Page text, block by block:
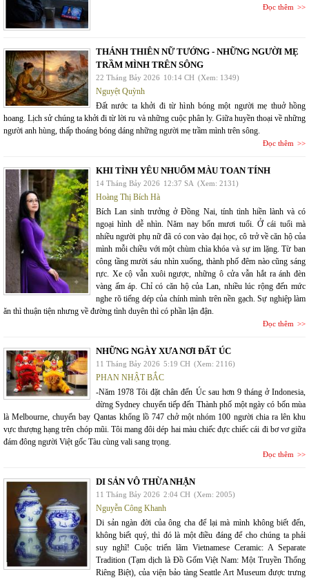
Đọc thêm
THÁNH THIÊN NỮ TƯỚNG - NHỮNG NGƯỜI MẸ
TRẦM MÌNH TRÊN SÔNG
22 Tháng Bảy 2026 10:14 CH (Xem: 1349)
Nguyệt Quỳnh
Đất nước ta khởi đi từ hình bóng một người mẹ thuở hồng
hoang. Lịch sử chúng ta khởi đi từ lời ru và những cuộc phân ly. Giữa huyền thoại về những
người anh hùng, thấp thoáng bóng dáng những người mẹ trầm mình trên sông.
Đọc thêm
KHI TÌNH YÊU NHUỐM MÀU TOAN TÍNH
14 Tháng Bảy 2026 12:37 SA (Xem: 2131)
Hoàng Thị Bích Hà
Bích Lan sinh trưởng ở Đồng Nai, tính tình hiền lành và có
ngoại hình dễ nhìn. Năm nay bốn mươi tuổi. Ở cái tuổi mà
nhiều người phụ nữ đã có con vào đại học, cô trở về căn hộ của
mình mỗi chiều với một chùm chìa khóa và sự im lặng. Từ ban
công tầng mười sáu nhìn xuống, thành phố đêm nào cũng sáng
rực. Xe cộ vẫn xuôi ngược, những ô cửa vẫn hắt ra ánh đèn
vàng ấm áp. Chỉ có căn hộ của Lan, nhiều lúc rộng đến mức
nghe rõ tiếng dép của chính mình trên nền gạch. Sự nghiệp làm
ăn thì thuận tiện nhưng về đường tình duyên thì có phần lận đận.
Đọc thêm
NHỮNG NGÀY XƯA NƠI ĐẤT ÚC
11 Tháng Bảy 2026 5:19 CH (Xem: 2116)
PHAN NHẬT BẮC
-Năm 1978 Tôi đặt chân đến Úc sau hơn 9 tháng ở Indonesia,
dừng Sydney chuyển tiếp đến Thành phố một ngày có bốn mùa
là Melbourne, chuyến bay Qantas khổng lồ 747 chở một nhóm 100 người chia ra lên khu
vực thượng hạng trên chóp mũi. Tôi mang đôi dép hai màu chiếc đực chiếc cái đi bơ vơ giữa
đám đông người Việt gốc Tàu cùng vali sang trọng.
Đọc thêm
DI SẢN VÔ THỪA NHẬN
11 Tháng Bảy 2026 2:04 CH (Xem: 2005)
Nguyễn Công Khanh
Di sản ngàn đời của ông cha để lại mà mình không biết đến,
không biết quý, thì đó là một điều đáng để cho chúng ta phải
suy nghĩ! Cuộc triển lãm Vietnamese Ceramic: A Separate
Tradition (Tạm dịch là Đồ Gốm Việt Nam: Một Truyền Thống
Riêng Biệt), của viện bảo tàng Seattle Art Museum được trưng